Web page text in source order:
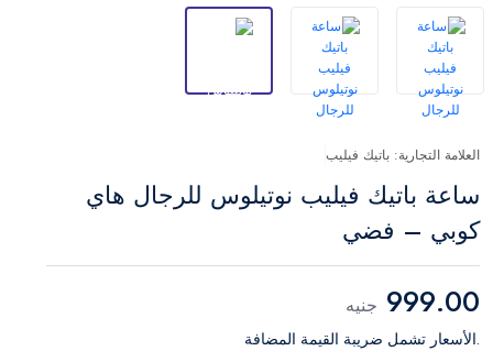
العلامة التجارية: باتيك فيليب
ساعة باتيك فيليب نوتيلوس للرجال هاي
كوبي – فضي
999.00 جنيه
.الأسعار تشمل ضريبة القيمة المضافة